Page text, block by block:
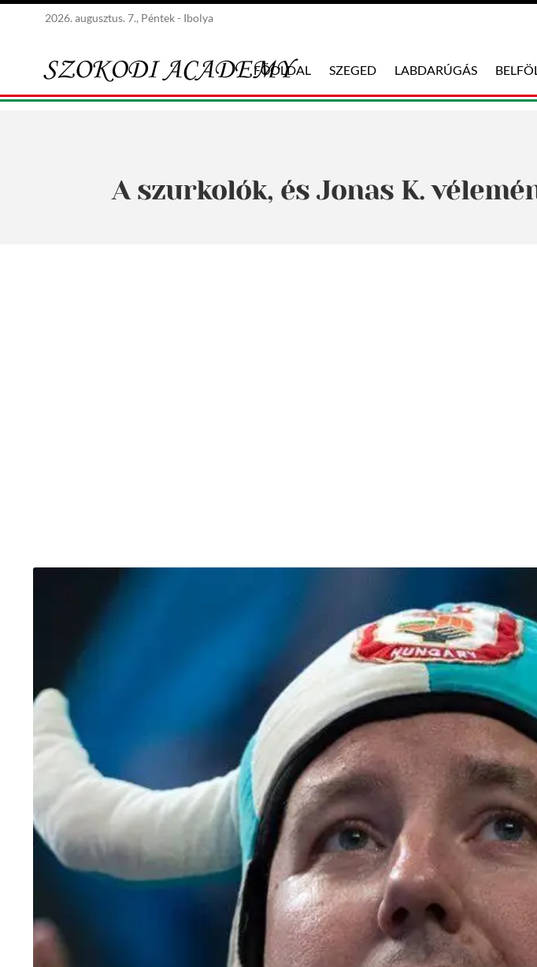
2026. augusztus. 7., Péntek - Ibolya
FŐOLDAL SZEGED LABDARÚGÁS
A szurkolók, és Jonas K.